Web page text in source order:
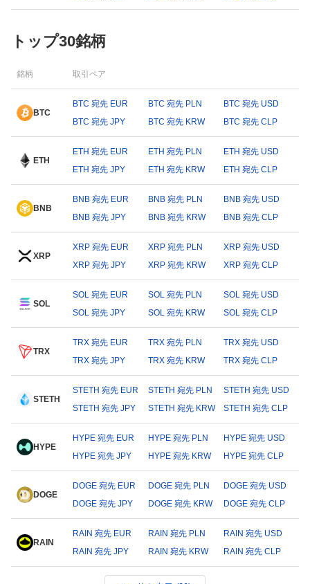
トップ30銘柄
銘柄 取引ペア
BTC
BTC 宛先 EUR BTC 宛先 PLN
BTC 宛先 USD
BTC 宛先 JPY
BTC 宛先 KRW BTC 宛先 CLP
ETH
ETH 宛先 EUR ETH 宛先 PLN
ETH 宛先 USD
ETH 宛先 JPY
ETH 宛先 KRW ETH 宛先 CLP
BNB
BNB 宛先 EUR BNB 宛先 PLN
BNB 宛先 USD
BNB 宛先 JPY
BNB 宛先 KRW BNB 宛先 CLP
XRP
XRP 宛先 EUR XRP 宛先 PLN
XRP 宛先 USD
XRP 宛先 JPY
XRP 宛先 KRW XRP 宛先 CLP
SOL
SOL 宛先 EUR SOL 宛先 PLN
SOL 宛先 USD
SOL 宛先 JPY
SOL 宛先 KRW SOL 宛先 CLP
TRX
TRX 宛先 EUR TRX 宛先 PLN
TRX 宛先 USD
TRX 宛先 JPY
TRX 宛先 KRW TRX 宛先 CLP
STETH
STETH 宛先 EUR STETH 宛先 PLN
STETH 宛先 USD
STETH 宛先 JPY
STETH 宛先 KRW STETH 宛先 CLP
HYPE
HYPE 宛先 EUR HYPE 宛先 PLN
HYPE 宛先 USD
HYPE 宛先 JPY
HYPE 宛先 KRW HYPE 宛先 CLP
DOGE
DOGE 宛先 EUR DOGE 宛先 PLN
DOGE 宛先 USD
DOGE 宛先 JPY
DOGE 宛先 KRW DOGE 宛先 CLP
RAIN
RAIN 宛先 EUR RAIN 宛先 PLN
RAIN 宛先 USD
RAIN 宛先 JPY
RAIN 宛先 KRW RAIN 宛先 CLP